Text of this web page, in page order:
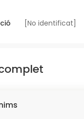
[No identificat]